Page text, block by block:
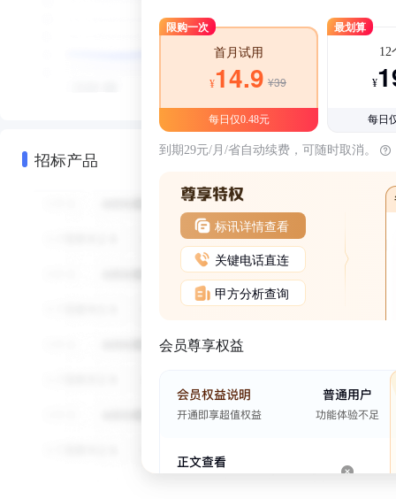
招标产品
限购一次
首月试用
¥14.9 ¥39
每日仅0.48元
最划算
12
¥
每日
到期29元/月/省自动续费，可随时取消。
标讯详情查看
关键电话直连
甲方分析查询
会员尊享权益